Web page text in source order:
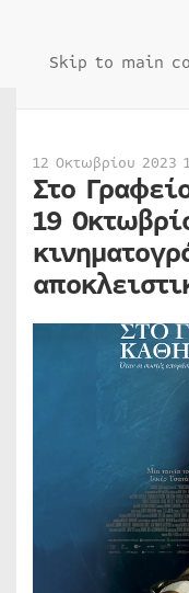
Skip to main
12 Οκτωβρίου 2023
Στο
19